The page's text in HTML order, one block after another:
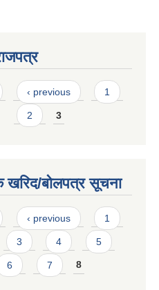
‹ previous 1
2 3
खरिद/बोलपत्र सूचना
‹ previous 1
3 4 5
6 7 8